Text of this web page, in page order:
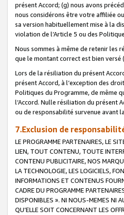
présent Accord; (g) nous avons
nous considérons être votre affiliée
sa version habituellement mise à la
violation de l’Article 5 ou des
Nous sommes à même de retenir les
que le montant correct est bien versé
Lors de la résiliation du présent
présent Accord, à l’exception des
Politiques du Programme, de même
l’Accord. Nulle résiliation du présent
ou de responsabilité survenue avant
7.Exclusion de
LE PROGRAMME PARTENAIRES, LE
LIEN, TOUT CONTENU, TOUTE
CONTENU PUBLICITAIRE, NOS
LA TECHNOLOGIE, LES LOGICIELS,
INFORMATIONS ET CONTENUS
CADRE DU PROGRAMME
DISPONIBLES ». NI NOUS-MEMES NI
QU’ELLE SOIT CONCERNANT LES